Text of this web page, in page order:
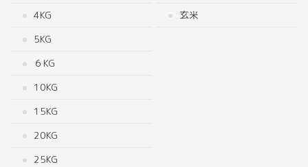
4KG
5KG
６KG
10KG
15KG
20KG
25KG
玄米